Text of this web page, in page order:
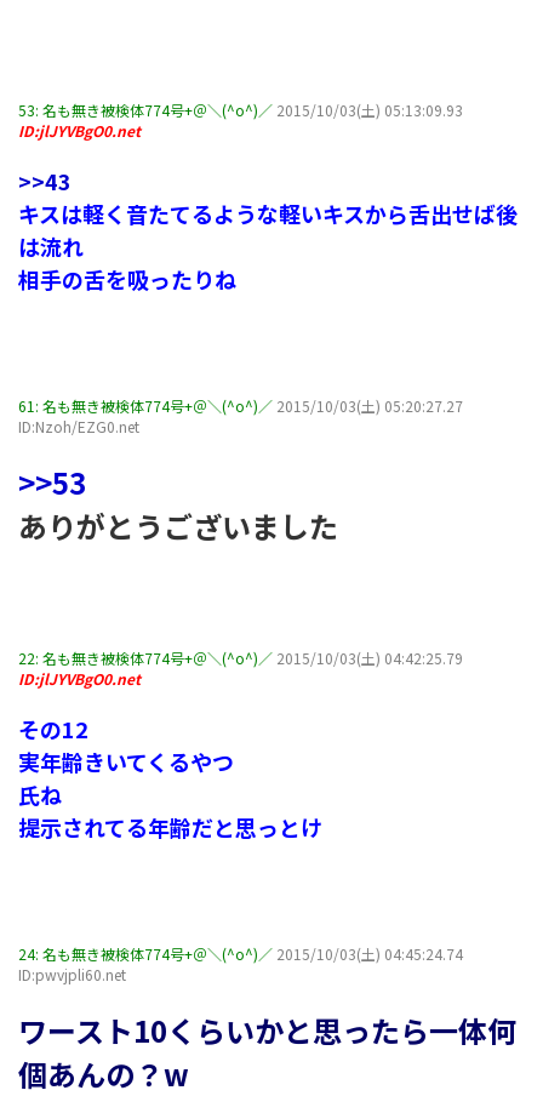
53: 名も無き被検体774号+＠＼(^o^)／ 2015/10/03(土) 05:13:09.93
ID:jlJYVBgO0.net
>>43
キスは軽く音たてるような軽いキスから舌出せば後
は流れ
相手の舌を吸ったりね
61: 名も無き被検体774号+＠＼(^o^)／ 2015/10/03(土) 05:20:27.27
ID:Nzoh/EZG0.net
>>53
ありがとうございました
22: 名も無き被検体774号+＠＼(^o^)／ 2015/10/03(土) 04:42:25.79
ID:jlJYVBgO0.net
その12
実年齢きいてくるやつ
氏ね
提示されてる年齢だと思っとけ
24: 名も無き被検体774号+＠＼(^o^)／ 2015/10/03(土) 04:45:24.74
ID:pwvjpli60.net
ワースト10くらいかと思ったら一体何
個あんの？w